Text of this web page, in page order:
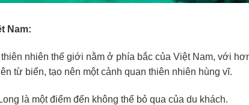
Nam:
nhiên thế giới nằm ở phía bắc của Việt Nam, với
từ biển, tạo nên một cảnh quan thiên nhiên hùng vĩ.
là một điểm đến không thể bỏ qua của du khách.